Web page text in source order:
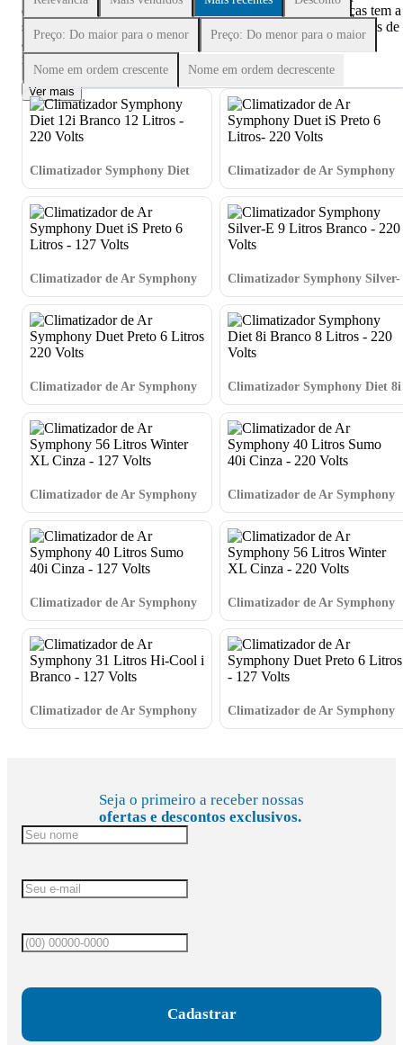
qualquer ambiente, seja residencial ou comercial, a Friopeças tem a
solução ideal para você! Com uma ampla variedade de modelos de
ar condicionado, nossa categoria é planejada para atender às
necessidades específicas de cada cliente
Ver mais
Preço: Do maior para o menor Preço: Do menor para o maior
Nome em ordem crescente Nome em ordem decrescente
Climatizador Symphony Diet
12i Branco 12 Litros - 220 Volts
Climatizador de Ar Symphony
Duet iS Preto 6 Litros- 220
Volts
Climatizador de Ar Symphony
Duet iS Preto 6 Litros - 127
Volts
Climatizador Symphony Silver-
E 9 Litros Branco - 220 Volts
Climatizador de Ar Symphony
Duet Preto 6 Litros 220 Volts
Climatizador Symphony Diet 8i
Branco 8 Litros - 220 Volts
Climatizador de Ar Symphony
56 Litros Winter XL Cinza -
127 Volts
Climatizador de Ar Symphony
40 Litros Sumo 40i Cinza - 220
Volts
Climatizador de Ar Symphony
40 Litros Sumo 40i Cinza - 127
Volts
Climatizador de Ar Symphony
56 Litros Winter XL Cinza -
220 Volts
Climatizador de Ar Symphony
31 Litros Hi-Cool i Branco -
Climatizador de Ar Symphony
Duet Preto 6 Litros - 127 Volts
Seja o primeiro a receber nossas
ofertas e descontos exclusivos.
Cadastrar